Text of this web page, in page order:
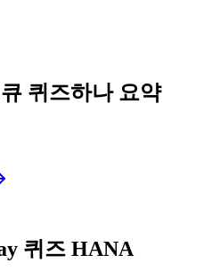
퀴즈하나요약
퀴즈 HANA